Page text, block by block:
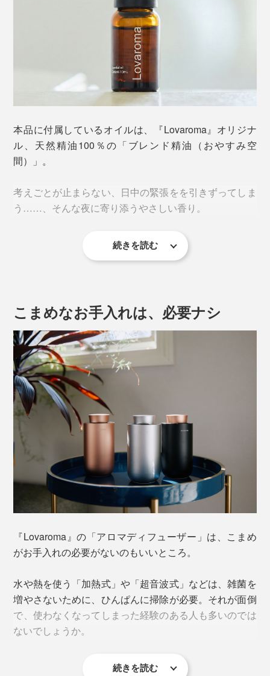
＜小モード＞
→15秒作動、165秒停止で、57時間作動
ボタン3回タップ
→120秒作動、60秒停止で、7時間作動
車のような狭い空間や、ディフューザーをそばに置いて
使用する場合は、「小モード」。
お部屋全体を香らせたい場合は、「中モード」。
お店やオフィスなど、広い空間で使用する場合は、「大
モード」。最大約25.3畳（100㎥）の広さで使えます。
タイマーは、1時間／2時間／4時間の3種類。タイマー
ボタンをそれぞれ1回／2回／3回タップして選べばセッ
ト完了。必ずどれかを選ぶ設定になっているので、消し
忘れの心配はありません。
本品に付属しているオイルは、『Lovaroma』オリジナ
ル、天然精油100％の「ブレンド精油（おやすみ空
間）」。
考えごとが止まらない、日中の緊張をを引きずってしま
う……、そんな夜に寄り添うやさしい香り。
ネロリやジャズミンサンパックを中心に、気持ちを穏や
一日の終わり、多幸感に包まれておやすみなさい。
【使用精油】ベルガモット、タンジェリン、ネロリ、ジ
ャスミンサンバック、シダーウッド、オールスパイス、
ペルーバルサム
「ブレンド精油」単品（クリアモード・ドライブ・
ハーバルシトラス）はこちら＞
「ブレンド精油」単品（おやすみ空間）はこちら＞
「本体＋ブレンド精油1本（クリアモード・ドライ
ブ・ハーバルシトラス）はこちら＞
続きを読む
こまめなお手入れは、必要ナシ
『Lovaroma』の「アロマディフューザー」は、こまめ
がお手入れの必要がないのもいいところ。
水や熱を使う「加熱式」や「超音波式」などは、雑菌を
増やさないために、ひんぱんに掃除が必要。それが面倒
で、使わなくなってしまった経験のある人も多いのでは
ないでしょうか。
続きを読む